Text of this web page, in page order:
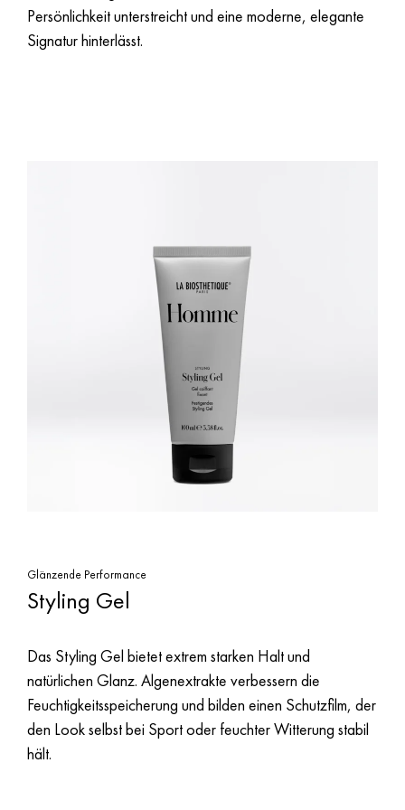
Persönlichkeit unterstreicht und eine moderne, elegante
Signatur hinterlässt.
Glänzende Performance
Styling Gel
Das Styling Gel bietet extrem starken Halt und
natürlichen Glanz. Algenextrakte verbessern die
Feuchtigkeitsspeicherung und bilden einen Schutzfilm, der
den Look selbst bei Sport oder feuchter Witterung stabil
hält.